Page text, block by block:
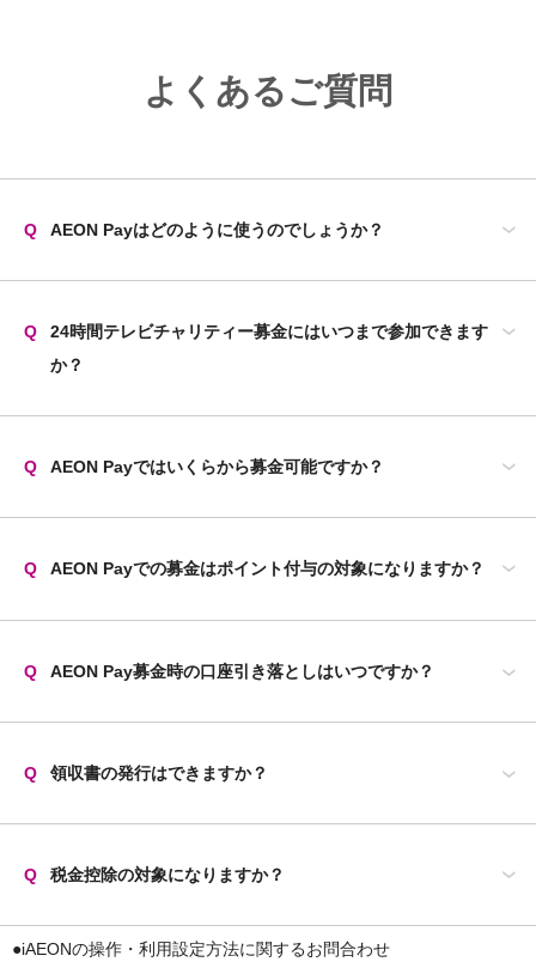
よくあるご質問
Q AEON Payはどのように使うのでしょうか？
Q
24時間テレビチャリティー募金にはいつまで参加できます
か？
Q AEON Payではいくらから募金可能ですか？
Q AEON Payでの募金はポイント付与の対象になりますか？
Q AEON Pay募金時の口座引き落としはいつですか？
Q 領収書の発行はできますか？
Q 税金控除の対象になりますか？
●iAEONの操作・利用設定方法に関するお問合わせ